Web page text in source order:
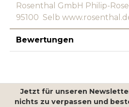
Rosenthal GmbH Philip-
95100 Selb
Bewertungen
Jetzt für unseren
nichts zu verpassen und